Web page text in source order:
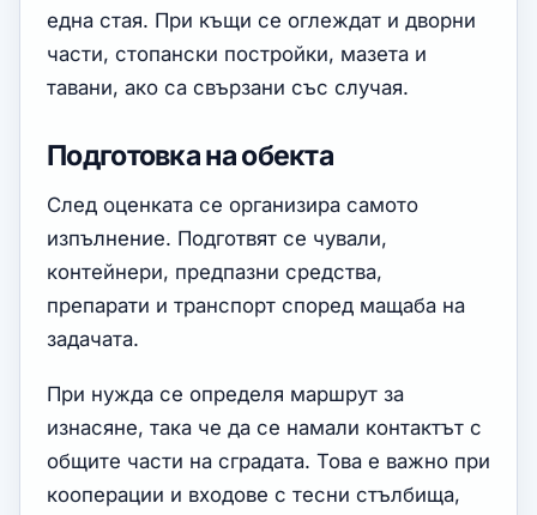
една стая. При къщи се оглеждат и дворни
части, стопански постройки, мазета и
тавани, ако са свързани със случая.
Подготовка на обекта
След оценката се организира самото
изпълнение. Подготвят се чували,
контейнери, предпазни средства,
препарати и транспорт според мащаба на
задачата.
При нужда се определя маршрут за
изнасяне, така че да се намали контактът с
общите части на сградата. Това е важно при
кооперации и входове с тесни стълбища,